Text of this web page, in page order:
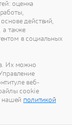
для
оценка
действий,
а также
в социальных
Их можно
веб-
cookie
нашей политикой